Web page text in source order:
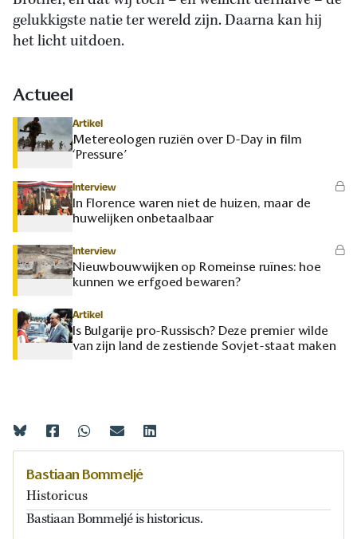
gelukkigste natie ter wereld zijn. Daarna kan hij
het licht uitdoen.
Actueel
Artikel
Metereologen ruziën over D-Day in film
‘Pressure’
Interview
In Florence waren niet de huizen, maar de
huwelijken onbetaalbaar
Interview
Nieuwbouwwijken op Romeinse ruïnes: hoe
kunnen we erfgoed bewaren?
Artikel
Is Bulgarije pro-Russisch? Deze premier wilde
van zijn land de zestiende Sovjet-staat maken
Bastiaan Bommeljé
Historicus
Bastiaan Bommeljé is historicus.